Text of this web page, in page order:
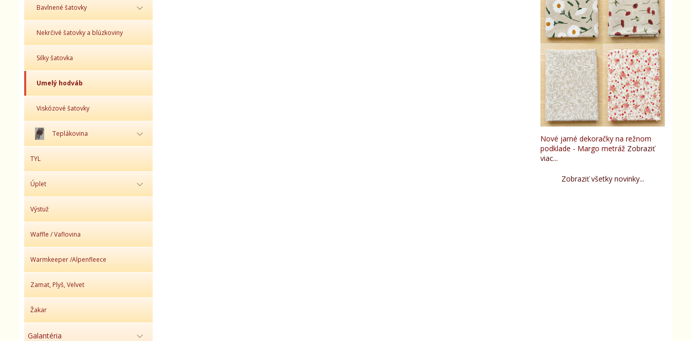
Bavlnené šatovky
Nekrčivé šatovky a blúzkoviny
Silky šatovka
Umelý hodváb
Viskózové šatovky
Teplákovina
TYL
Úplet
Výstuž
Waffle / Vaflovina
Warmkeeper /Alpenfleece
Zamat, Plyš, Velvet
Žakar
Galantéria
Nové jarné dekoračky na režnom
podklade - Margo metráž Zobraziť
viac...
Zobraziť všetky novinky...